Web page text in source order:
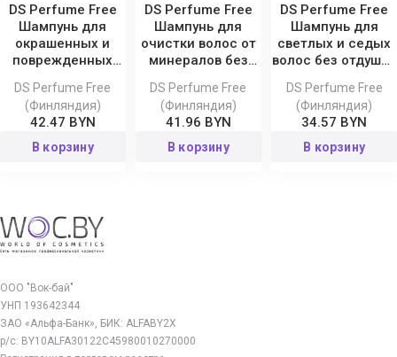
DS Perfume Free
Шампунь для
окрашенных и
поврежденных
Color Sim Sensitive
DS Perfume Free
(Финляндия)
42.47 BYN
В корзину
DS Perfume Free
Шампунь для
очистки волос от
минералов без
Sim Sensitive
DS Perfume Free
(Финляндия)
41.96 BYN
В корзину
DS Perfume Free
Шампунь для
светлых и седых
волос без отдушек
DS Perfume Free
(Финляндия)
34.57 BYN
В корзину
ООО "Вок-бай"
УНП 193642344
ЗАО «Альфа-Банк», БИК: ALFABY2X
р/с: BY10ALFA30122C45980010270000